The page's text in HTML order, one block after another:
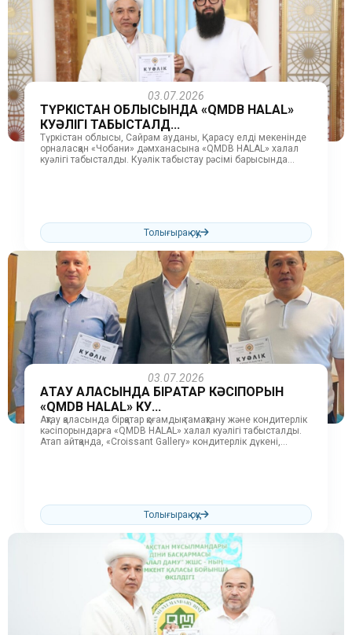
03.07.2026
ТҮРКІСТАН ОБЛЫСЫНДА «QMDB HALAL»
КУӘЛІГІ ТАБЫСТАЛД...
Түркістан облысы, Сайрам ауданы, Қарасу елді мекенінде
орналасқан «Чобани» дәмханасына «QMDB HALAL» халал
куәлігі табысталды. Куәлік табыстау рәсімі барысында
Толығырақ оқу
03.07.2026
АҚТАУ ҚАЛАСЫНДА БІРҚАТАР КӘСІПОРЫН
«QMDB HALAL» КУ...
Ақтау қаласында бірқатар қоғамдық тамақтану және кондитерлік
кәсіпорындарға «QMDB HALAL» халал куәлігі табысталды.
Атап айтқанда, «Croissant Gallery» кондитерлік дүкені,
Толығырақ оқу